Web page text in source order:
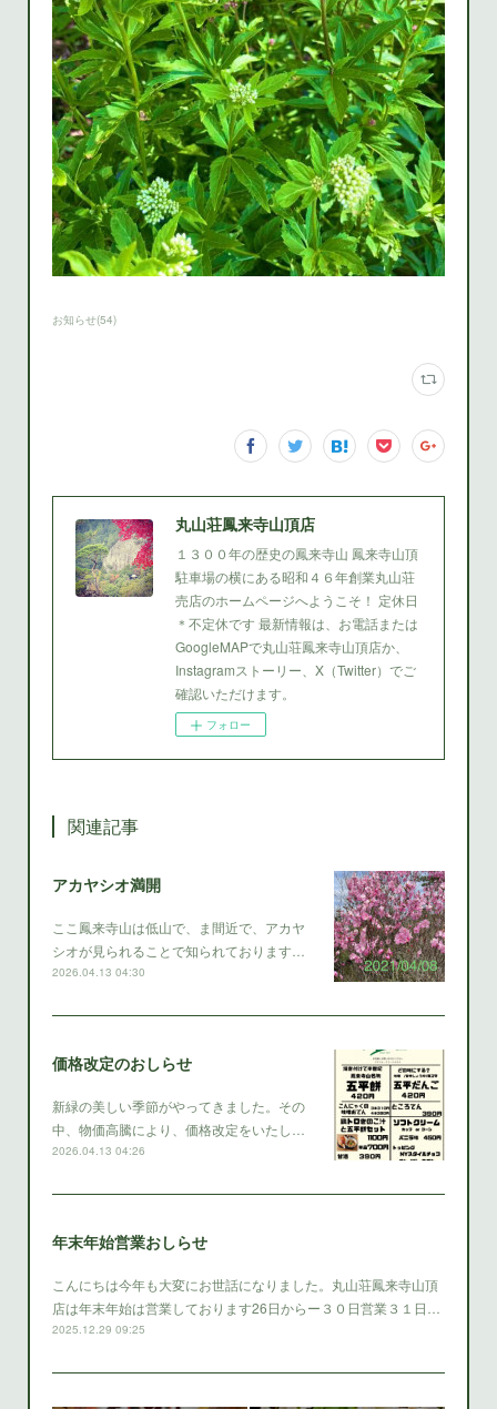
お知らせ(54)
丸山荘鳳来寺山頂店
１３００年の歴史の鳳来寺山 鳳来寺山頂
駐車場の横にある昭和４６年創業丸山荘
売店のホームページへようこそ！ 定休日
＊不定休です 最新情報は、お電話または
GoogleMAPで丸山荘鳳来寺山頂店か、
Instagramストーリー、X（Twitter）でご
確認いただけます。
フォロー
関連記事
アカヤシオ満開
ここ鳳来寺山は低山で、ま間近で、アカヤ
シオが見られることで知られております…
2026.04.13 04:30
価格改定のおしらせ
新緑の美しい季節がやってきました。その
中、物価高騰により、価格改定をいたし…
2026.04.13 04:26
年末年始営業おしらせ
こんにちは今年も大変にお世話になりました。丸山荘鳳来寺山頂
店は年末年始は営業しております26日からー３０日営業３１日…
2025.12.29 09:25